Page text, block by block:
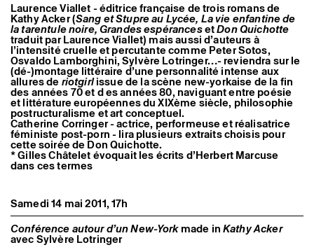
Laurence Viallet - éditrice française de trois romans de
Kathy Acker (Sang et Stupre au Lycée, La vie enfantine de
la tarentule noire, Grandes espérancesetDon Quichotte
traduit par Laurence Viallet) mais aussi d’auteurs à
l’intensité cruelle et percutante comme Peter Sotos,
Osvaldo Lamborghini, Sylvère Lotringer…- reviendra sur le
(dé-)montage littéraire d’une personnalité intense aux
allures deriotgirlissue de la scène new-yorkaise de la fin
des années 70 et d es années 80, naviguant entre poésie
et littérature européennes du XIXème siècle, philosophie
postructuralisme et art conceptuel.
Catherine Corringer - actrice, performeuse et réalisatrice
féministe post-porn - lira plusieurs extraits choisis pour
cette soirée de Don Quichotte.
* Gilles Châtelet évoquait les écrits d’Herbert Marcuse
dans ces termes
Samedi 14 mai 2011, 17h
Conférence autour d’un New-Yorkmade inKathy Acker
avec Sylvère Lotringer